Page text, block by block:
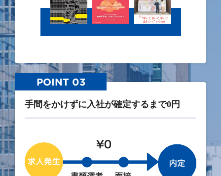
POINT 03
手間をかけずに入社が確定するまで0円